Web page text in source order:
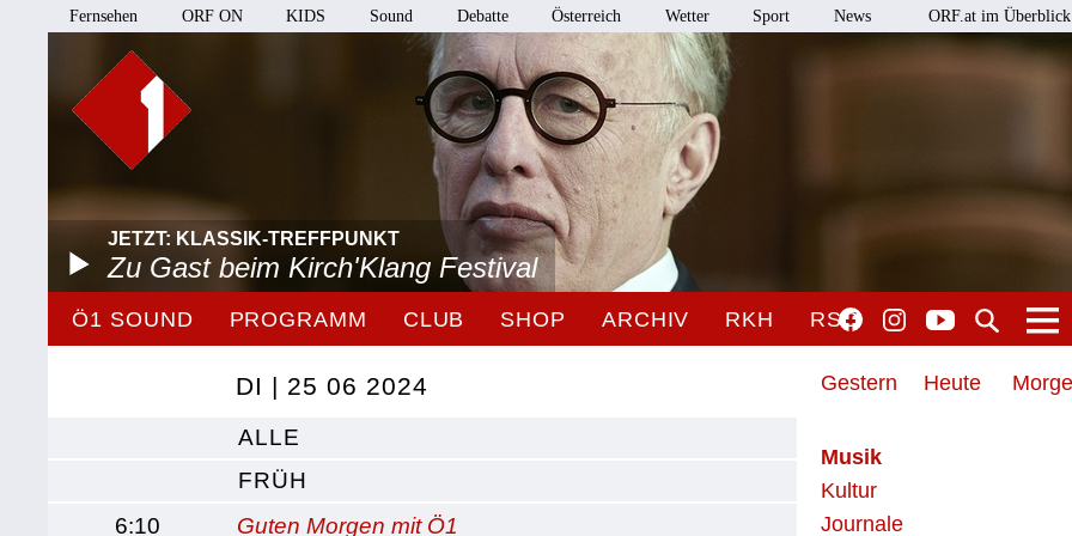
Fernsehen ORF ON KIDS Sound Debatte Österreich Wetter Sport News ORF.at im Überblick
JETZT: KLASSIK-TREFFPUNKT
Zu Gast beim Kirch'Klang Festival
Ö1 SOUND PROGRAMM CLUB SHOP ARCHIV RKH RSO
Gestern Heute
Musik
Kultur
Journale
DI | 25 06 2024
ALLE
FRÜH
6:10
Guten Morgen mit Ö1